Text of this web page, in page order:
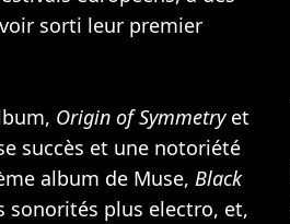
sorti leur premier
Origin of Symmetryet
succès et une notoriété
album de Muse, Black
sonorités plus electro, et,